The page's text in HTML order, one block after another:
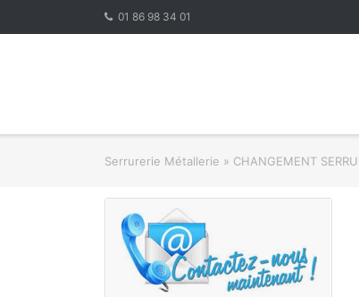
01 86 98 34 01
Serrurerie Métallerie » CHANGEMENT